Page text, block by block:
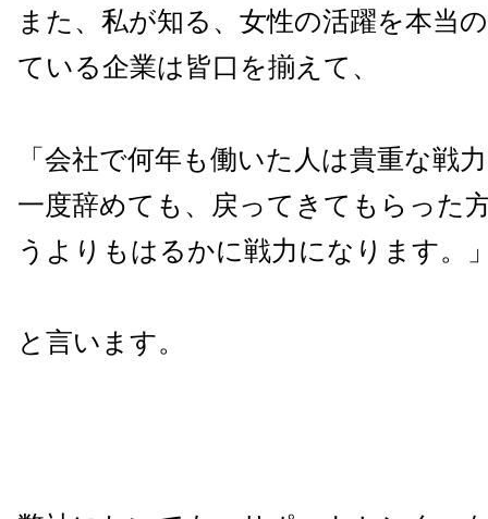
また、私が知る、女性の活躍を本当
ている企業は皆口を揃えて、
「会社で何年も働いた人は貴重な戦
一度辞めても、戻ってきてもらった
うよりもはるかに戦力になります。
と言います。